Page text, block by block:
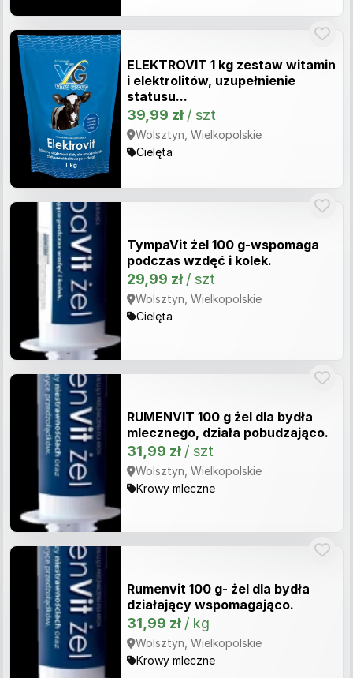
ELEKTROVIT 1 kg zestaw witamin
i elektrolitów, uzupełnienie
statusu...
39,99 zł / szt
Wolsztyn, Wielkopolskie
Cielęta
TympaVit żel 100 g-wspomaga
podczas wzdęć i kolek.
29,99 zł / szt
Wolsztyn, Wielkopolskie
Cielęta
RUMENVIT 100 g żel dla bydła
mlecznego, działa pobudzająco.
31,99 zł / szt
Wolsztyn, Wielkopolskie
Krowy mleczne
Rumenvit 100 g- żel dla bydła
działający wspomagająco.
31,99 zł / kg
Wolsztyn, Wielkopolskie
Krowy mleczne